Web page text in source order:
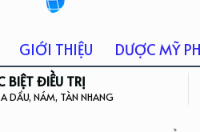
GIỚI THIỆU DƯỢC MỸ
BIỆT ĐIỀU TRỊ
DẦU, NÁM, TÀN NHANG